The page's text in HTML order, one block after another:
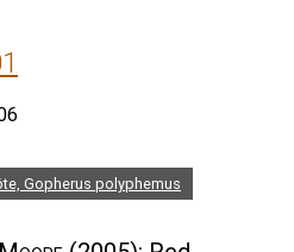
Gopherus polyphemus